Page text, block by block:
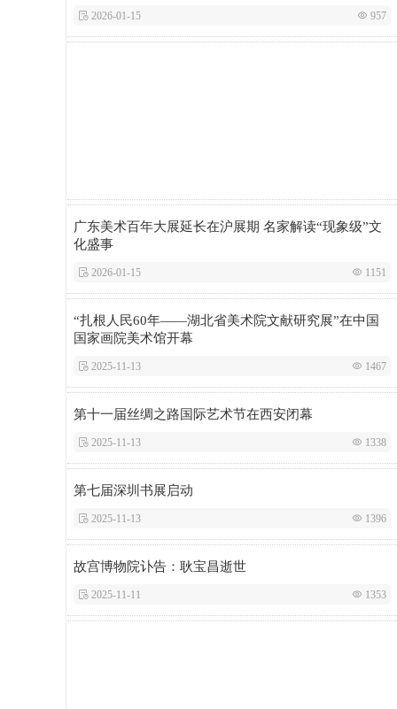
 2026-01-15  957
广东美术百年大展延长在沪展期 名家解读“现象级”文
化盛事
 2026-01-15  1151
“扎根人民60年——湖北省美术院文献研究展”在中国
国家画院美术馆开幕
 2025-11-13  1467
第十一届丝绸之路国际艺术节在西安闭幕
 2025-11-13  1338
第七届深圳书展启动
 2025-11-13  1396
故宫博物院讣告：耿宝昌逝世
 2025-11-11  1353